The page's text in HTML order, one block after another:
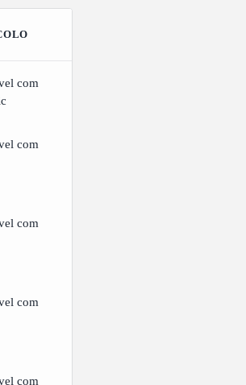
com
com
com
com
com